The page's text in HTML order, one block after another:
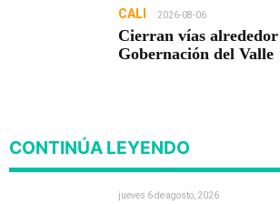
CALI 2026-08-06
Cierran vías
Gobernación del Valle
CONTINÚA LEYENDO
jueves 6 de agosto, 2026